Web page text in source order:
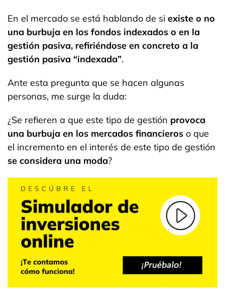
En el mercado se está hablando de si existe o no
una burbuja en los fondos indexados o en la
gestión pasiva, refiriéndose en concreto a la
gestión pasiva “indexada”.
Ante esta pregunta que se hacen algunas
personas, me surge la duda:
¿Se refieren a que este tipo de gestión provoca
una burbuja en los mercados financieros o que
el incremento en el interés de este tipo de gestión
se considera una moda?